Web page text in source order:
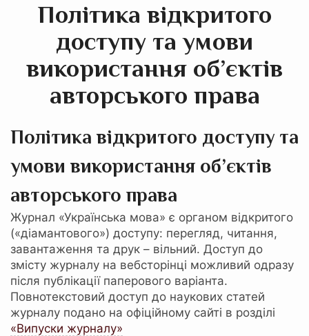
Політика відкритого
доступу та умови
використання об’єктів
авторського права
Політика відкритого доступу та
умови використання об’єктів
авторського права
Журнал «Українська мова» є органом відкритого
(«діамантового») доступу: перегляд, читання,
завантаження та друк – вільний. Доступ до
змісту журналу на вебсторінці можливий одразу
після публікації паперового варіанта.
Повнотекстовий доступ до наукових статей
журналу подано на офіційному сайті в розділі
«Випуски журналу»